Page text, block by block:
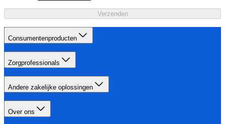
Verzenden
Consumentenproducten
Zorgprofessionals
Andere zakelijke oplossingen
Over ons